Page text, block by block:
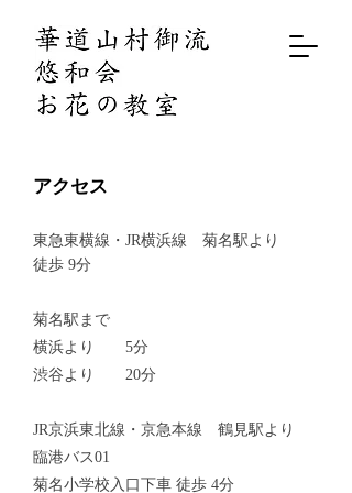
アクセス
東急東横線・JR横浜線 菊名駅より
徒歩 9分
​菊名駅まで
横浜より 5分
渋谷より 20分
JR京浜東北線・京急本線 鶴見駅より
臨港バス01
菊名小学校入口下車 徒歩 4分